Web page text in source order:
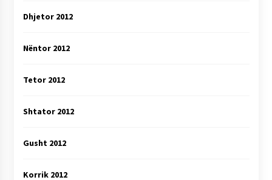
Dhjetor 2012
Nëntor 2012
Tetor 2012
Shtator 2012
Gusht 2012
Korrik 2012